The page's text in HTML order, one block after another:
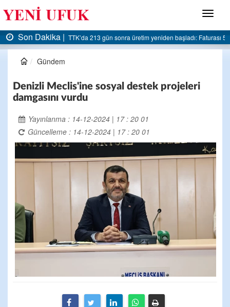
Menü
Son Dakika | AK Parti Ereğli İlçe Başkanlığı’ndan belediyeye sert
Gündem
Denizli Meclis'ine sosyal destek projeleri
damgasını vurdu
Yayınlanma : 14-12-2024 | 17 : 20 01
Güncelleme : 14-12-2024 | 17 : 20 01